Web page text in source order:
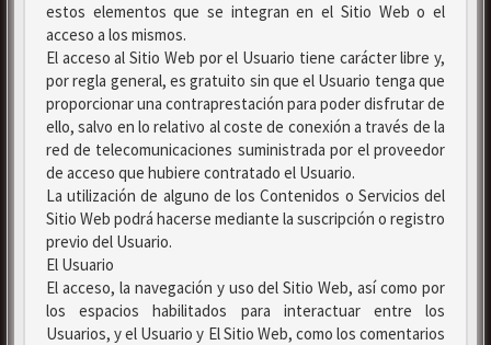
estos elementos que se integran en el Sitio Web o el
acceso a los mismos.
El acceso al Sitio Web por el Usuario tiene carácter libre y,
por regla general, es gratuito sin que el Usuario tenga que
proporcionar una contraprestación para poder disfrutar de
ello, salvo en lo relativo al coste de conexión a través de la
red de telecomunicaciones suministrada por el proveedor
de acceso que hubiere contratado el Usuario.
La utilización de alguno de los Contenidos o Servicios del
Sitio Web podrá hacerse mediante la suscripción o registro
previo del Usuario.
El Usuario
El acceso, la navegación y uso del Sitio Web, así como por
los espacios habilitados para interactuar entre los
Usuarios, y el Usuario y El Sitio Web, como los comentarios